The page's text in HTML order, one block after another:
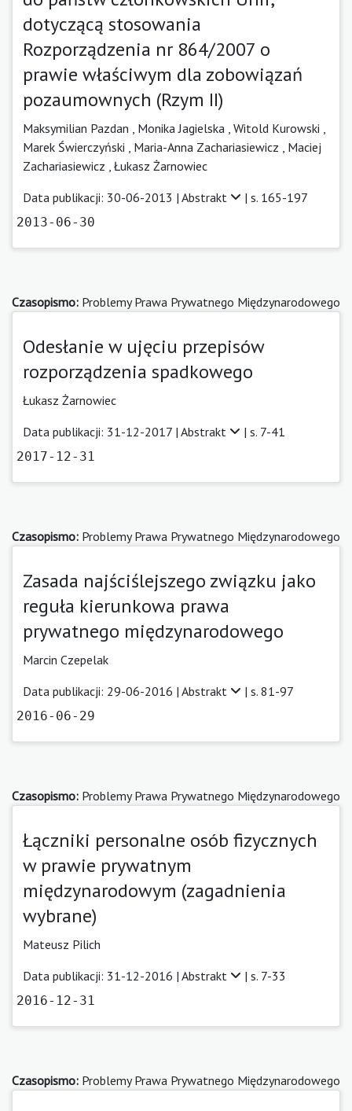
dotyczącą stosowania
Rozporządzenia nr 864/2007 o
prawie właściwym dla zobowiązań
pozaumownych (Rzym II)
Maksymilian Pazdan , Monika Jagielska , Witold Kurowski ,
Marek Świerczyński , Maria-Anna Zachariasiewicz , Maciej
Zachariasiewicz , Łukasz Żarnowiec
Data publikacji: 30-06-2013 | Abstrakt | s. 165-197
2013-06-30
Czasopismo: Problemy Prawa Prywatnego Międzynarodowego
Odesłanie w ujęciu przepisów
rozporządzenia spadkowego
Łukasz Żarnowiec
Data publikacji: 31-12-2017 | Abstrakt | s. 7-41
2017-12-31
Czasopismo: Problemy Prawa Prywatnego Międzynarodowego
Zasada najściślejszego związku jako
reguła kierunkowa prawa
prywatnego międzynarodowego
Marcin Czepelak
Data publikacji: 29-06-2016 | Abstrakt | s. 81-97
2016-06-29
Czasopismo: Problemy Prawa Prywatnego Międzynarodowego
Łączniki personalne osób fizycznych
w prawie prywatnym
międzynarodowym (zagadnienia
wybrane)
Mateusz Pilich
Data publikacji: 31-12-2016 | Abstrakt | s. 7-33
2016-12-31
Czasopismo: Problemy Prawa Prywatnego Międzynarodowego